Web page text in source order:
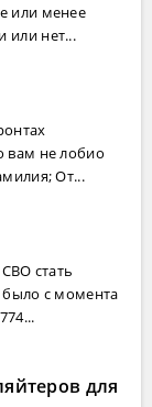
или менее
или нет...
вам не лобио
От...
стать
с момента
для